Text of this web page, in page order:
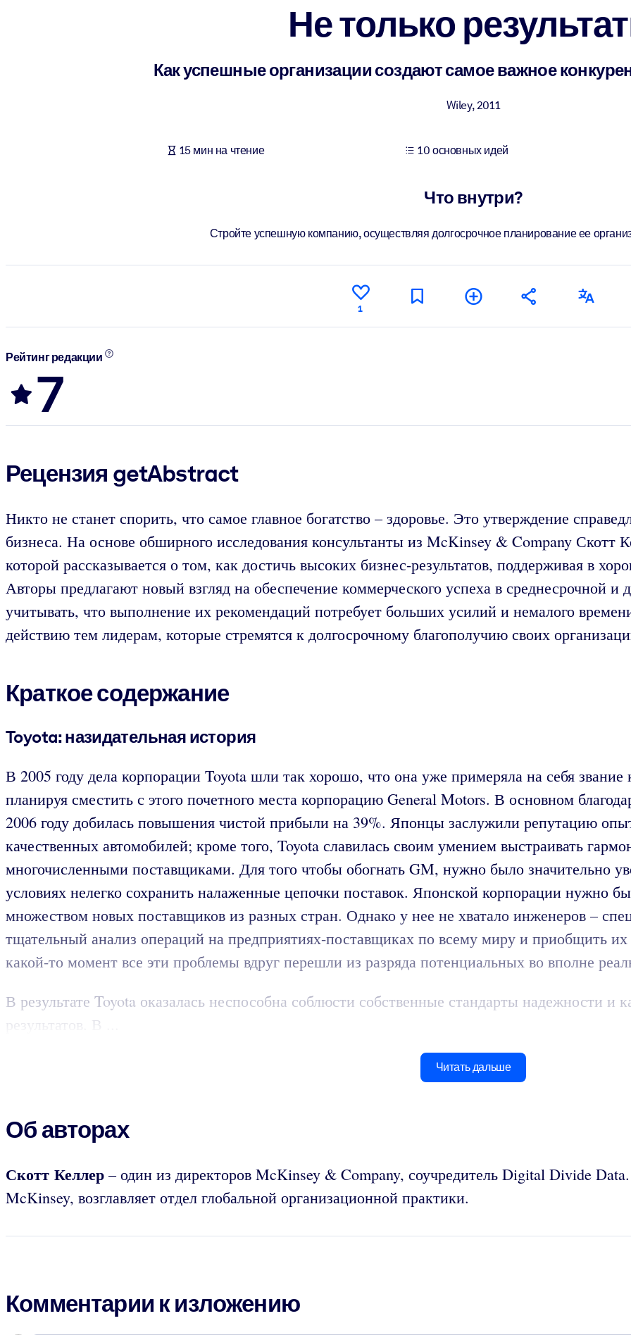
Для корпоративных библиотек
Обогатите корпоративную библиотеку надежными и готовыми к использованию бизнес-знаниями.
Используйте надежные структурированные знания для улучшения результатов ваших ИИ-систем.
Не только
Как успешные организации создают самое важное
Wiley,2011
15 мин на чтение 10 основных идей
Что внутри?
Стройте успешную компанию, осуществляя долгосрочное планирование ее
1
Рейтинг редакции
7
Рецензия getAbstract
Никто не станет спорить, что самое главное богатство – здоровье. Это утверждение
бизнеса. На основе обширного исследования консультанты из McKinsey & Company Скотт
которой рассказывается о том, как достичь высоких бизнес-результатов, поддерживая в
Авторы предлагают новый взгляд на обеспечение коммерческого успеха в среднесрочной и
учитывать, что выполнение их рекомендаций потребует больших усилий и немалого
действию тем лидерам, которые стремятся к долгосрочному благополучию своих
Краткое содержание
Toyota: назидательная история
В 2005 году дела корпорации Toyota шли так хорошо, что она уже примеряла на себя звание
планируя сместить с этого почетного места корпорацию General Motors. В основном
2006 году добилась повышения чистой прибыли на 39%. Японцы заслужили репутацию
качественных автомобилей; кроме того, Toyota славилась своим умением выстраивать
многочисленными поставщиками. Для того чтобы обогнать GM, нужно было значительно
условиях нелегко сохранить налаженные цепочки поставок. Японской корпорации нужно
множеством новых поставщиков из разных стран. Однако у нее не хватало инженеров –
тщательный анализ операций на предприятиях-поставщиках по всему миру и приобщить
какой-то момент все эти проблемы вдруг перешли из разряда потенциальных во вполне
В результате Toyota оказалась неспособна соблюсти собственные стандарты надежности и
результатов. В ...
Читать дальше
Об авторах
Скотт Келлер – один из директоров McKinsey & Company, соучредитель Digital Divide Data.
McKinsey, возглавляет отдел глобальной организационной практики.
Комментарии к изложению